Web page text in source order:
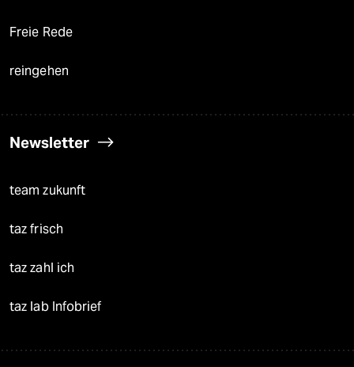
Freie Rede
reingehen
Newsletter
team zukunft
taz frisch
taz zahl ich
taz lab Infobrief